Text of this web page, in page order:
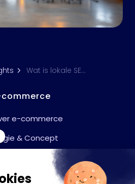
Wat is lokale SEO en waarom is het belangrijk voor jouw bedrijf?
commerce
e-commerce
& Concept
Plus